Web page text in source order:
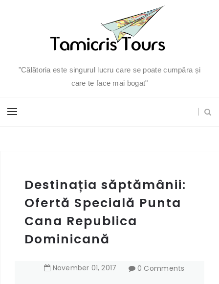
"Călătoria este singurul lucru care se poate cumpăra și
care te face mai bogat"
Destinația săptămânii:
Ofertă Specială Punta
Cana Republica
Dominicană
November 01,2017 0 Comments